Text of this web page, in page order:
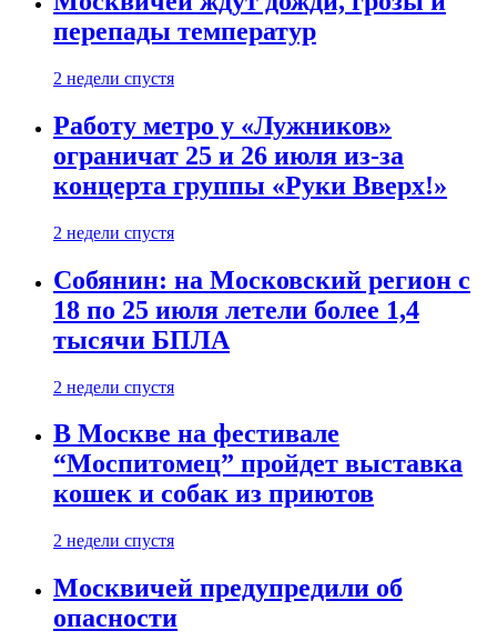
перепады температур
2 недели спустя
Работу метро у «Лужников»
ограничат 25 и 26 июля из-за
концерта группы «Руки Вверх!»
2 недели спустя
Собянин: на Московский регион с
18 по 25 июля летели более 1,4
тысячи БПЛА
2 недели спустя
В Москве на фестивале
“Моспитомец” пройдет выставка
кошек и собак из приютов
2 недели спустя
Москвичей предупредили об
опасности